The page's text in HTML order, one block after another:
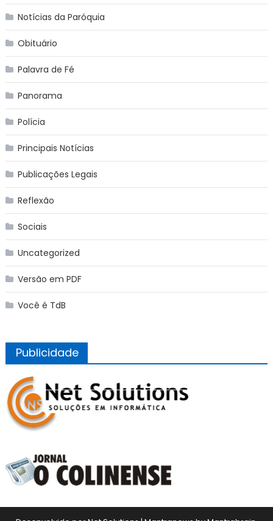
Notícias da Paróquia
Obituário
Palavra de Fé
Panorama
Polícia
Principais Notícias
Publicações Legais
Reflexão
Sociais
Uncategorized
Versão em PDF
Você é TdB
Publicidade